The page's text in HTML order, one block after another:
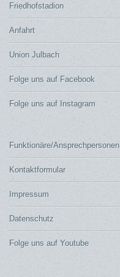
Friedhofstadion
Anfahrt
Union Julbach
Folge uns auf Facebook
Folge uns auf Instagram
Funktionäre/Ansprechpersonen
Kontaktformular
Impressum
Datenschutz
Folge uns auf Youtube